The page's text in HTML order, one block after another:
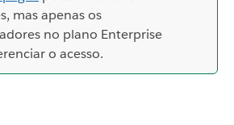
mas apenas os
no plano Enterprise
o acesso.